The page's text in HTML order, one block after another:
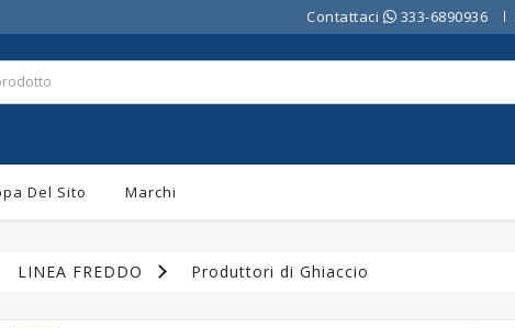
Contattaci 333-6890936
Del Sito Marchi
LINEA FREDDO Produttori di Ghiaccio